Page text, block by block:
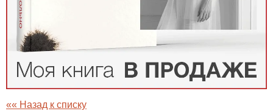
«« Назад к списку